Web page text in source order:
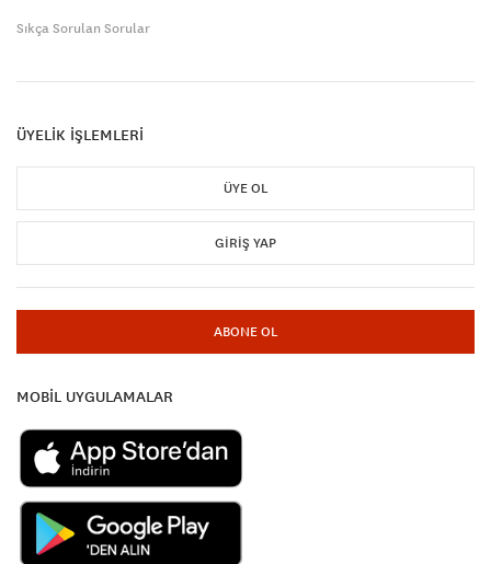
Sıkça Sorulan Sorular
ÜYELİK İŞLEMLERİ
ÜYE OL
GIRIŞ YAP
ABONE OL
MOBİL UYGULAMALAR